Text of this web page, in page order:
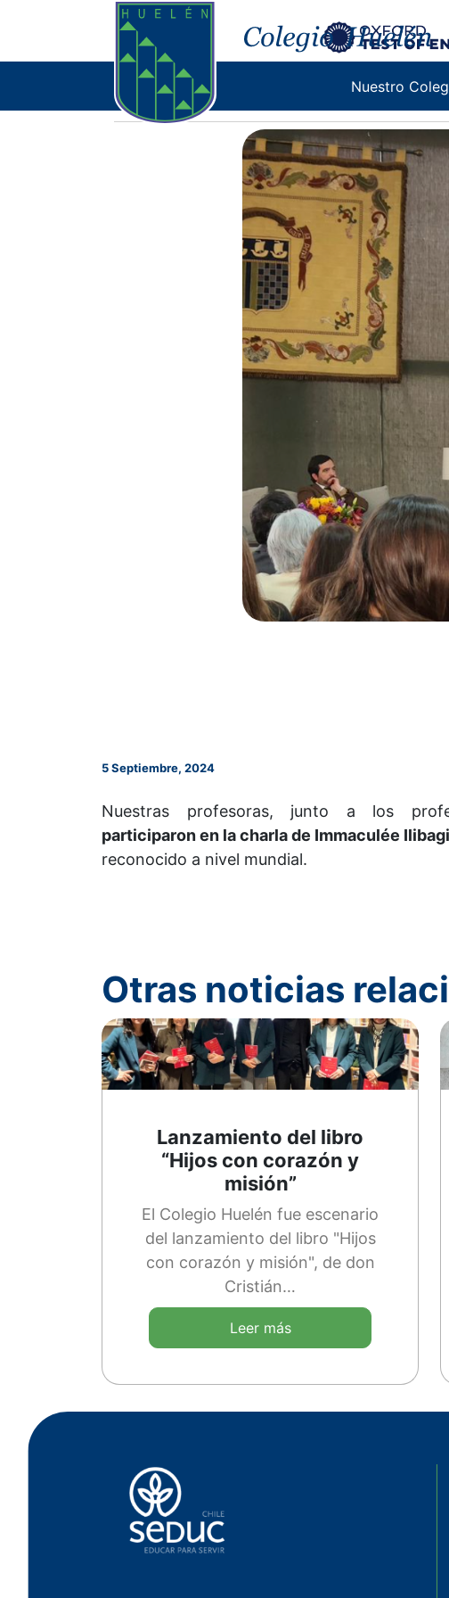
Nuestro
Encuentro
5 Septiembre, 2024
Nuestras profesoras, junto a los
participaron en la charla de Immaculée
reconocido a nivel mundial.
Otras noticias
Lanzamiento del libro
“Hijos con corazón y
misión”
El Colegio Huelén fue escenario
del lanzamiento del libro "Hijos
con corazón y misión", de don
Cristián…
Leer más